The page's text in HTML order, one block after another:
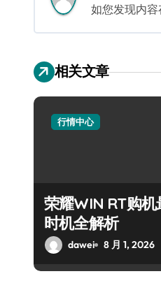
如您发现内
相关文章
行情中心
荣耀WIN RT购机
时机全解析
dawei 8 月 1, 2026